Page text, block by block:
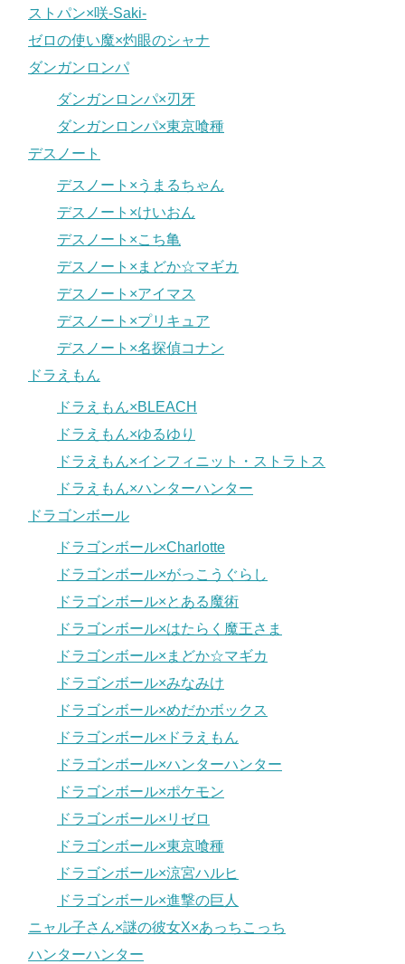
ストパン×咲-Saki-
ゼロの使い魔×灼眼のシャナ
ダンガンロンパ
ダンガンロンパ×刃牙
ダンガンロンパ×東京喰種
デスノート
デスノート×うまるちゃん
デスノート×けいおん
デスノート×こち亀
デスノート×まどか☆マギカ
デスノート×アイマス
デスノート×プリキュア
デスノート×名探偵コナン
ドラえもん
ドラえもん×BLEACH
ドラえもん×ゆるゆり
ドラえもん×インフィニット・ストラトス
ドラえもん×ハンターハンター
ドラゴンボール
ドラゴンボール×Charlotte
ドラゴンボール×がっこうぐらし
ドラゴンボール×とある魔術
ドラゴンボール×はたらく魔王さま
ドラゴンボール×まどか☆マギカ
ドラゴンボール×みなみけ
ドラゴンボール×めだかボックス
ドラゴンボール×ドラえもん
ドラゴンボール×ハンターハンター
ドラゴンボール×ポケモン
ドラゴンボール×リゼロ
ドラゴンボール×東京喰種
ドラゴンボール×涼宮ハルヒ
ドラゴンボール×進撃の巨人
ニャル子さん×謎の彼女X×あっちこっち
ハンターハンター